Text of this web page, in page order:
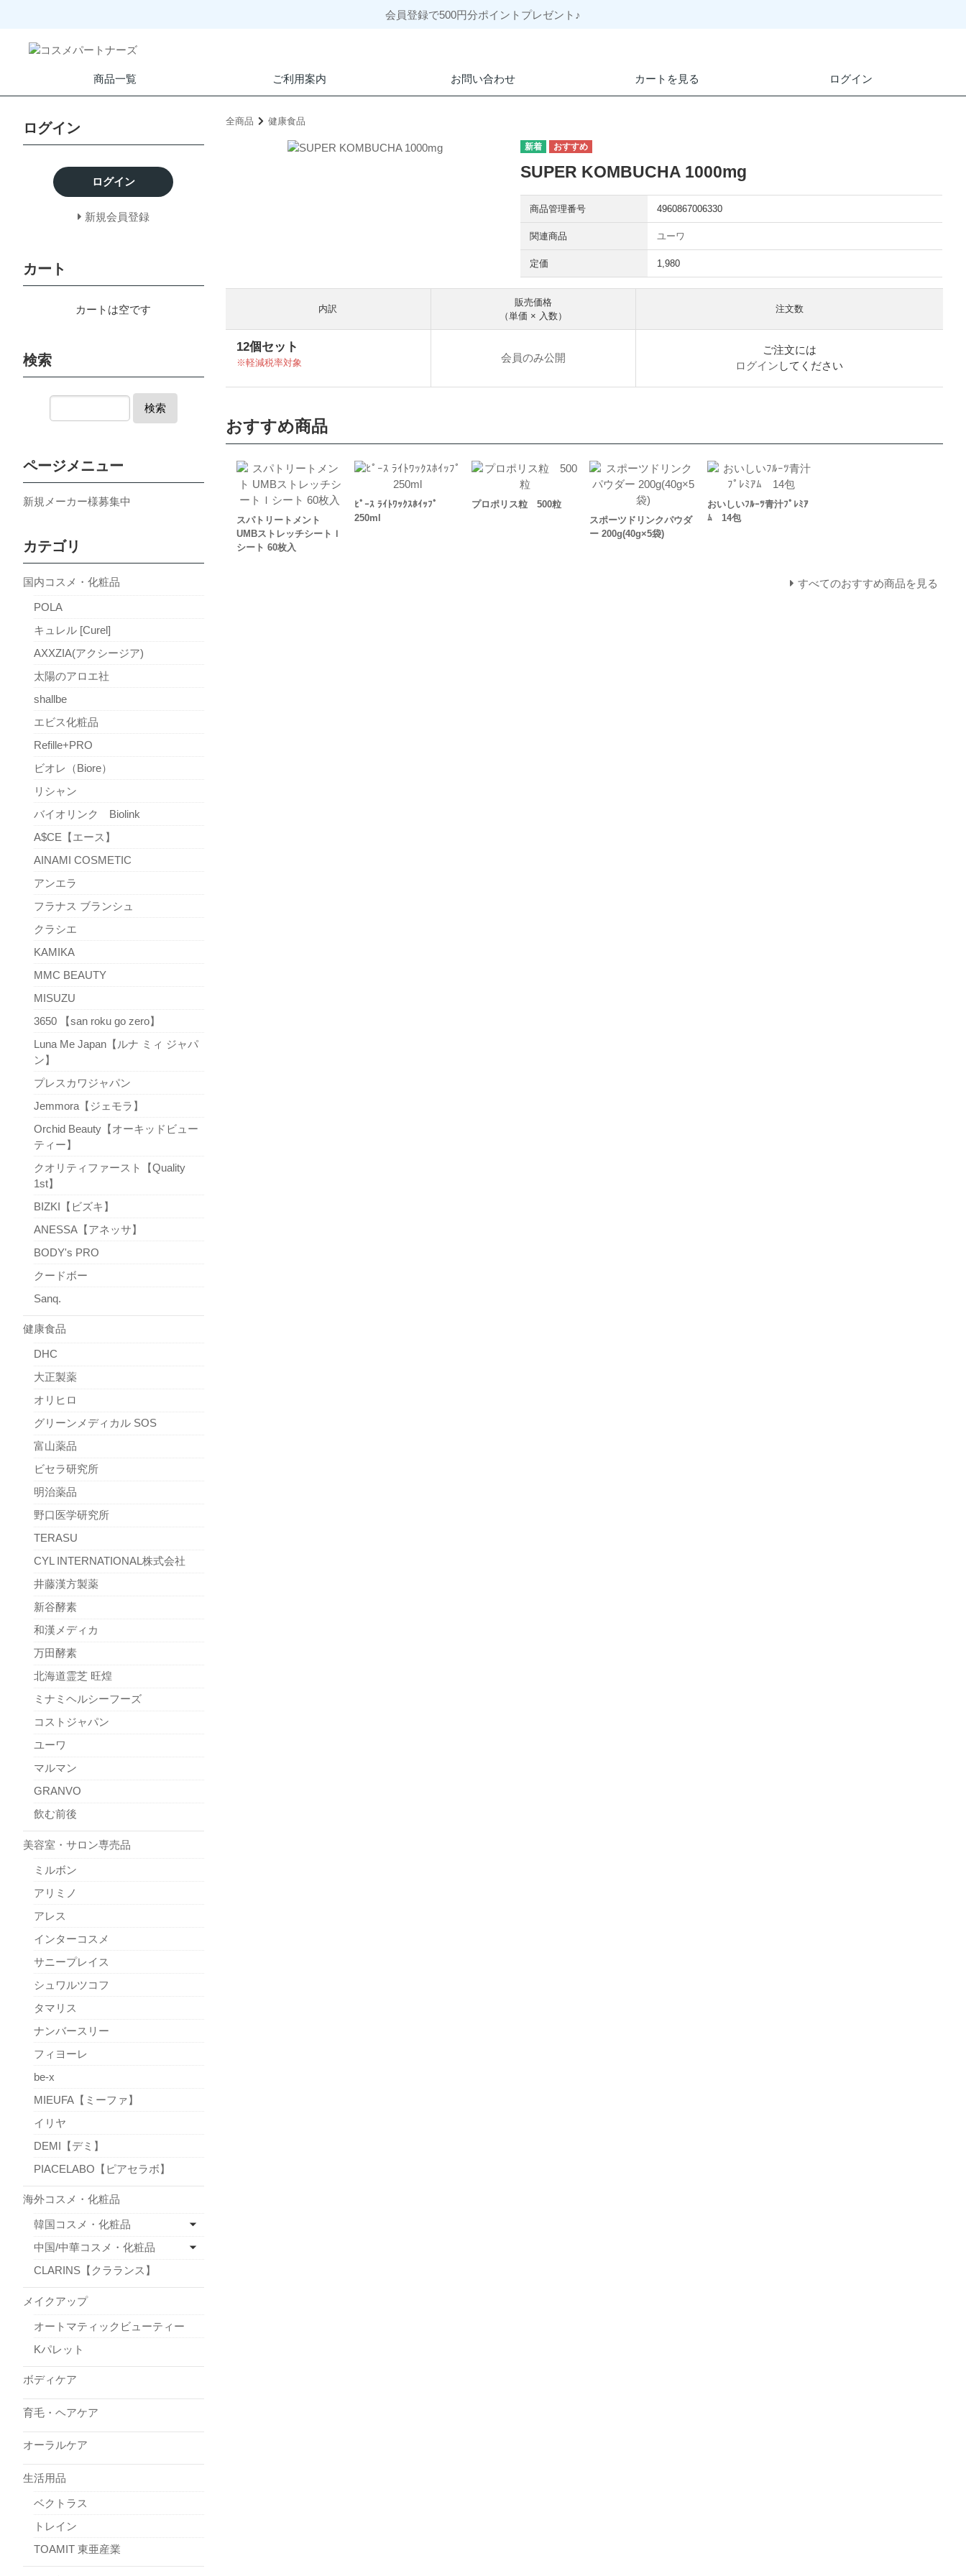
会員登録で500円分ポイントプレゼント♪
商品一覧 ご利用案内 お問い合わせ カートを見る ログイン
全商品 健康食品
SUPER KOMBUCHA 1000mg
商品管理番号 4960867006330
関連商品 ユーワ
定価 1,980
内訳
販売価格
（単価 × 入数）
注文数
12個セット
軽減税率対象 会員のみ公開
ご注文には
ログイン してください
おすすめ商品
スパトリートメント
UMBストレッチシートＩ
シート 60枚入
ﾋﾟｰｽ ﾗｲﾄﾜｯｸｽﾎｲｯﾌﾟ
250ml
プロポリス粒 500粒
スポーツドリンクパウダ
ー 200g(40g×5袋)
おいしいﾌﾙｰﾂ青汁ﾌﾟﾚﾐｱ
ﾑ 14包
すべてのおすすめ商品を見る
ログイン
ログイン
新規会員登録
カート
カートは空です
検索
検索
ページメニュー
新規メーカー様募集中
カテゴリ
国内コスメ・化粧品
POLA
キュレル [Curel]
AXXZIA(アクシージア)
太陽のアロエ社
shallbe
エビス化粧品
Refille+PRO
ビオレ（Biore）
リシャン
バイオリンク Biolink
A$CE【エース】
AINAMI COSMETIC
アンエラ
フラナス ブランシュ
クラシエ
KAMIKA
MMC BEAUTY
MISUZU
3650 【san roku go zero】
Luna Me Japan【ルナ ミィ ジャパ
ン】
プレスカワジャパン
Jemmora【ジェモラ】
Orchid Beauty【オーキッドビュー
ティー】
クオリティファースト【Quality
1st】
BIZKI【ビズキ】
ANESSA【アネッサ】
BODY's PRO
クードボー
Sanq.
健康食品
DHC
大正製薬
オリヒロ
グリーンメディカル SOS
富山薬品
ビセラ研究所
明治薬品
野口医学研究所
TERASU
CYL INTERNATIONAL株式会社
井藤漢方製薬
新谷酵素
和漢メディカ
万田酵素
北海道霊芝 旺煌
ミナミヘルシーフーズ
コストジャパン
ユーワ
マルマン
GRANVO
飲む前後
美容室・サロン専売品
ミルボン
アリミノ
アレス
インターコスメ
サニープレイス
シュワルツコフ
タマリス
ナンバースリー
フィヨーレ
be-x
MIEUFA【ミーファ】
イリヤ
DEMI【デミ】
PIACELABO【ピアセラボ】
海外コスメ・化粧品
韓国コスメ・化粧品
中国/中華コスメ・化粧品
CLARINS【クラランス】
メイクアップ
オートマティックビューティー
Kパレット
ボディケア
育毛・ヘアケア
オーラルケア
生活用品
ベクトラス
トレイン
TOAMIT 東亜産業